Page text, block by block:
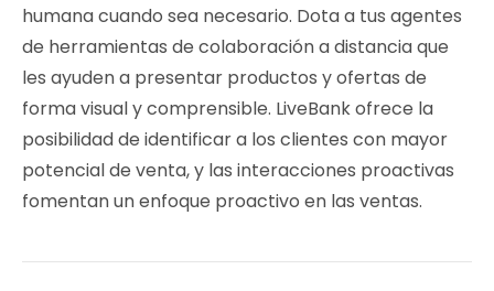
humana cuando sea necesario. Dota a tus agentes
de herramientas de colaboración a distancia que
les ayuden a presentar productos y ofertas de
forma visual y comprensible. LiveBank ofrece la
posibilidad de identificar a los clientes con mayor
potencial de venta, y las interacciones proactivas
fomentan un enfoque proactivo en las ventas.